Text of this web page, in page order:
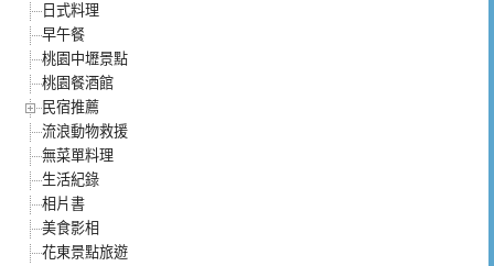
日式料理
早午餐
桃園中壢景點
桃園餐酒館
民宿推薦
流浪動物救援
無菜單料理
生活紀錄
相片書
美食影相
花東景點旅遊